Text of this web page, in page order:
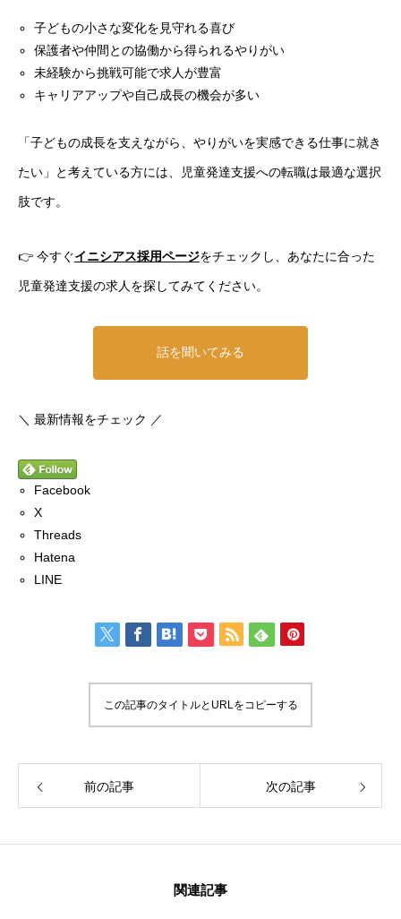
子どもの小さな変化を見守れる喜び
保護者や仲間との協働から得られるやりがい
未経験から挑戦可能で求人が豊富
キャリアアップや自己成長の機会が多い
「子どもの成長を支えながら、やりがいを実感できる仕事に就き
たい」と考えている方には、児童発達支援への転職は最適な選択
肢です。
👉 今すぐイニシアス採用ページをチェックし、あなたに合った
児童発達支援の求人を探してみてください。
話を聞いてみる
＼ 最新情報をチェック ／
Facebook
X
Threads
Hatena
LINE
この記事のタイトルとURLをコピーする
前の記事 次の記事
関連記事